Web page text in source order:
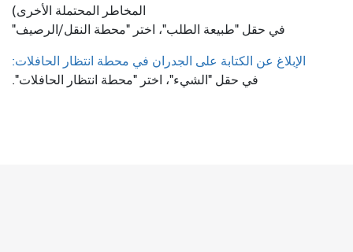
المخاطر المحتملة الأخرى)
في حقل "طبيعة الطلب"، اختر "محطة النقل/الرصيف"
الإبلاغ عن الكتابة على الجدران في محطة انتظار الحافلات:
في حقل "الشيء"، اختر "محطة انتظار الحافلات".